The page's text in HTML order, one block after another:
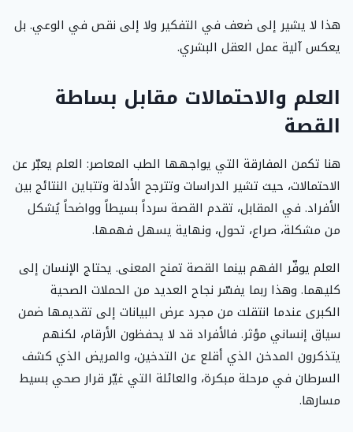
هذا لا يشير إلى ضعف في التفكير ولا إلى نقص في الوعي. بل
يعكس آلية عمل العقل البشري.
العلم والاحتمالات مقابل بساطة
القصة
هنا تكمن المفارقة التي يواجهها الطب المعاصر: العلم يعبّر عن
الاحتمالات، حيث تشير الدراسات وتترجح الأدلة وتتباين النتائج بين
الأفراد. في المقابل، تقدم القصة سرداً بسيطاً وواضحاً يُشكل
من مشكلة، صراع، تحول، ونهاية يسهل فهمها.
العلم يوفّر الفهم بينما القصة تمنح المعنى. يحتاج الإنسان إلى
كليهما. وهذا ربما يفسّر نجاح العديد من الحملات الصحية
الكبرى عندما انتقلت من مجرد عرض البيانات إلى تقديمها ضمن
سياق إنساني مؤثر. فالأفراد قد لا يحفظون الأرقام، لكنهم
يتذكرون المدخن الذي أقلع عن التدخين، والمريض الذي كشف
السرطان في مرحلة مبكرة، والعائلة التي غيّر قرار صحي بسيط
مسارها.